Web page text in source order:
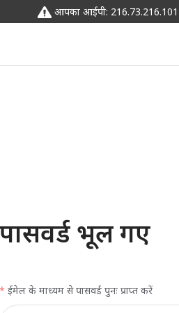
आपका आईपी: 216.73.216.101
पासवर्ड भूल गए
ईमेल के माध्यम से पासवर्ड पुनः प्राप्त करें